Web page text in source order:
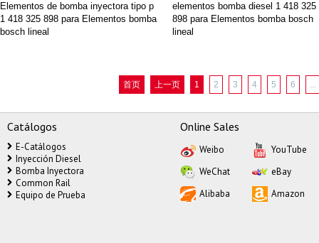
Elementos de bomba inyectora tipo p
1 418 325 898 para Elementos bomba
bosch lineal
elementos bomba diesel 1 418 325
898 para Elementos bomba bosch
lineal
首页 上一页 1 2 3 4 5 6 ...
Catálogos
E-Catálogos
Inyección Diesel
Bomba Inyectora
Common Rail
Equipo de Prueba
Online Sales
Weibo
YouTube
WeChat
eBay
Alibaba
Amazon